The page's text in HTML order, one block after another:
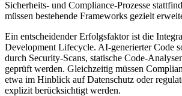
Sicherheits- und Compliance-Prozesse
müssen bestehende Frameworks gezielt
Ein entscheidender Erfolgsfaktor ist die
Development Lifecycle. AI-generierter Code
durch Security-Scans, statische Code-
geprüft werden. Gleichzeitig müssen
etwa im Hinblick auf Datenschutz oder
explizit berücksichtigt werden.